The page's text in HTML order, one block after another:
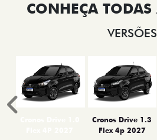
VERSÕES
Cronos Drive 1.3
Flex 4p 2027
Anterior